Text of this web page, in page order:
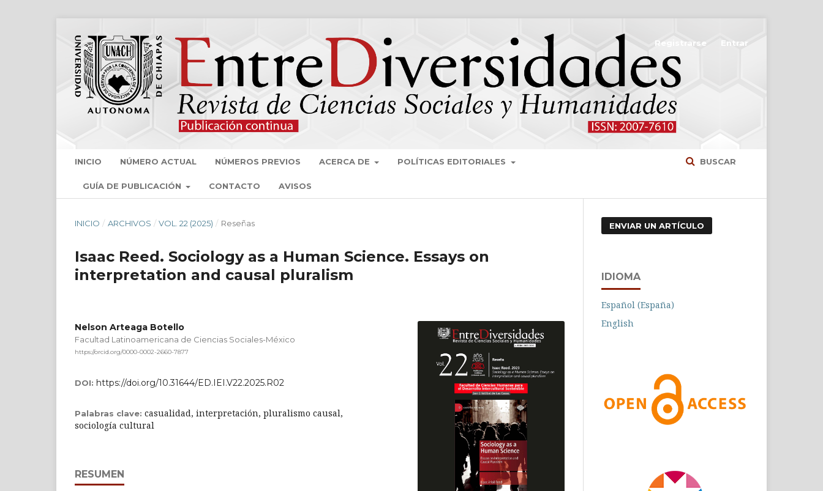
INICIO NÚMERO ACTUAL NÚMEROS PREVIOS ACERCA DE POLÍTICAS EDITORIALES
GUÍA DE PUBLICACIÓN CONTACTO AVISOS
BUSCAR
Registrarse Entrar
INICIO / ARCHIVOS / VOL. 22 (2025) / Reseñas
Isaac Reed. Sociology as a Human Science. Essays on
interpretation and causal pluralism
Nelson Arteaga Botello
Facultad Latinoamericana de Ciencias Sociales-México
https://orcid.org/0000-0002-2660-7877
DOI: https://doi.org/10.31644/ED.IEI.V22.2025.R02
Palabras clave: casualidad, interpretación, pluralismo causal,
sociología cultural
RESUMEN
ENVIAR UN ARTÍCULO
IDIOMA
Español (España)
English